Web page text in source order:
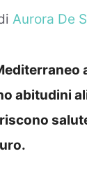
Aurora De
abitudini